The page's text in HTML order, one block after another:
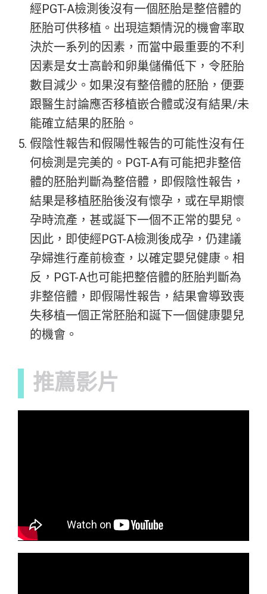
經PGT-A檢測後沒有一個胚胎是整倍體的
胚胎可供移植。出現這類情況的機會率取
決於一系列的因素，而當中最重要的不利
因素是女士高齡和卵巢儲備低下，令胚胎
數目減少。如果沒有整倍體的胚胎，便要
跟醫生討論應否移植嵌合體或沒有結果/未
能確立結果的胚胎。
假陰性報告和假陽性報告的可能性沒有任
何檢測是完美的。PGT-A有可能把非整倍
體的胚胎判斷為整倍體，即假陰性報告，
結果是移植胚胎後沒有懷孕，或在早期懷
孕時流產，甚或誕下一個不正常的嬰兒。
因此，即使經PGT-A檢測後成孕，仍建議
孕婦進行產前檢查，以確定嬰兒健康。相
反，PGT-A也可能把整倍體的胚胎判斷為
非整倍體，即假陽性報告，結果會導致喪
失移植一個正常胚胎和誕下一個健康嬰兒
的機會。
推薦影片